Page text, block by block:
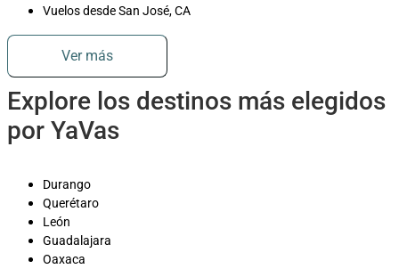
Vuelos desde San José, CA
Ver más
Explore los destinos más elegidos
por YaVas
Durango
Querétaro
León
Guadalajara
Oaxaca